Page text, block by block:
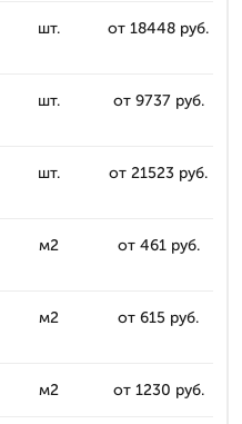
шт. от 18448 руб.
шт. от 9737 руб.
шт. от 21523 руб.
м2 от 461 руб.
м2 от 615 руб.
м2 от 1230 руб.